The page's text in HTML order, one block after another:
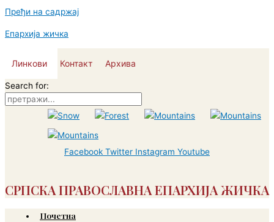
Пређи на садржај
Епархија жичка
Линкови Контакт Архива
Search for:
Facebook Twitter Instagram Youtube
СРПСКА ПРАВОСЛАВНА ЕПАРХИЈА ЖИЧКА
Почетна